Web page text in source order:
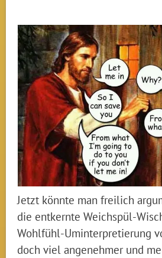
Jetzt könnte man freilich
die entkernte Weichspül-
Wohlfühl-Uminterpretierung
doch viel angenehmer und